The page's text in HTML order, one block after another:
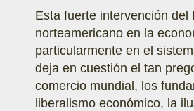
Esta fuerte intervención del
norteamericano en la
particularmente en el
deja en cuestión el tan
comercio mundial, los
liberalismo económico, la